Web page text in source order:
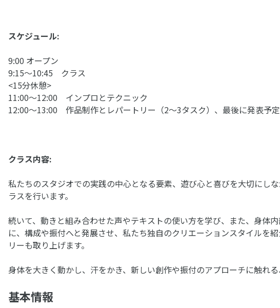
スケジュール:
9:00 オープン
9:15〜10:45 クラス
<15分休憩>
11:00〜12:00 インプロとテクニック
12:00〜13:00 作品制作とレパートリー（2〜3タスク）、最後に発表予定
クラス内容:
私たちのスタジオでの実践の中心となる要素、遊び心と喜びを大切にし
ラスを行います。
続いて、動きと組み合わせた声やテキストの使い方を学び、また、身体
に、構成や振付へと発展させ、私たち独自のクリエーションスタイルを
リーも取り上げます。
身体を大きく動かし、汗をかき、新しい創作や振付のアプローチに触れ
基本情報